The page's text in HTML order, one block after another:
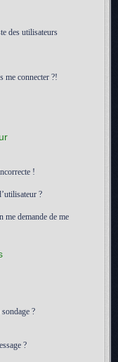
des utilisateurs
me connecter ?!
!
?
me demande de me
?
?